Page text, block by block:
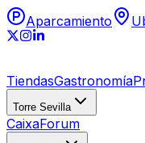
Aparcamiento
TiendasGastronomía
Torre Sevilla
CaixaForum